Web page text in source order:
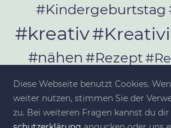
#Kindergeburtstag
#kreativ
#nähen #Rezept
#Rezepte
Diese Webseite benutzt Cookies.
weiter nutzen, stimmen Sie der
zu. Bei weiteren Fragen kannst du dir